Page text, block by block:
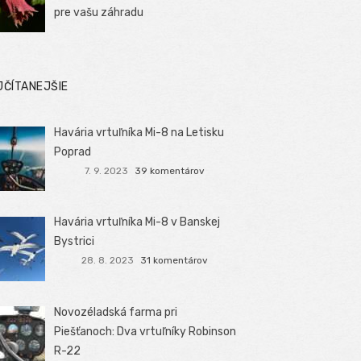
pre vašu záhradu
Havária vrtuľníka Mi-8 na Letisku
Poprad
7. 9. 2023 39 komentárov
Havária vrtuľníka Mi-8 v Banskej
Bystrici
28. 8. 2023 31 komentárov
Novozéladská farma pri
Piešťanoch: Dva vrtuľníky Robinson
R-22